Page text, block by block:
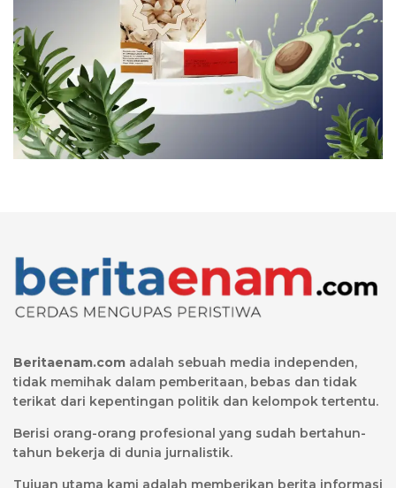
Beritaenam.com adalah sebuah media independen,
tidak memihak dalam pemberitaan, bebas dan tidak
terikat dari kepentingan politik dan kelompok tertentu.
Berisi orang-orang profesional yang sudah bertahun-
tahun bekerja di dunia jurnalistik.
Tujuan utama kami adalah memberikan berita informasi